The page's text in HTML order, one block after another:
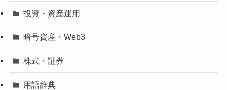
投資・資産運用
暗号資産・Web3
株式・証券
用語辞典